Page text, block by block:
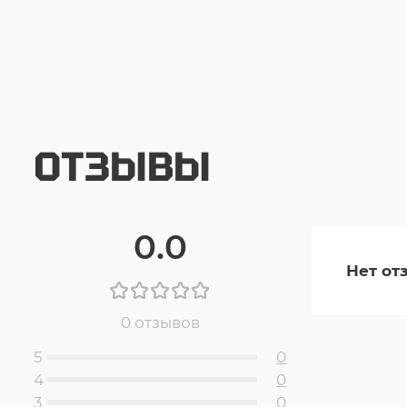
ОТЗЫВЫ
0.0
0 отзывов
5
0
4
0
3
0
Нет